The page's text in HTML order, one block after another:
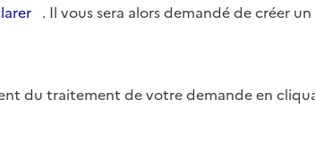
. Il vous sera alors demandé de créer
du traitement de votre demande en